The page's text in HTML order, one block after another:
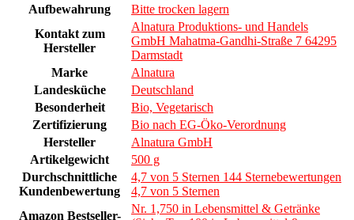
Aufbewahrung
Bitte trocken lagern
Kontakt zum
Hersteller
Alnatura Produktions- und Handels
GmbH Mahatma-Gandhi-Straße 7 64295
Darmstadt
Marke
Alnatura
Landesküche
Deutschland
Besonderheit
Bio, Vegetarisch
Zertifizierung
Bio nach EG-Öko-Verordnung
Hersteller
Alnatura GmbH
Artikelgewicht
500 g
Durchschnittliche
Kundenbewertung
4,7 von 5 Sternen 144 Sternebewertungen
4,7 von 5 Sternen
Amazon Bestseller-
Nr. 1,750 in Lebensmittel & Getränke